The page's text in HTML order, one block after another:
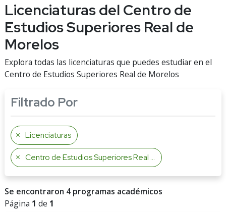
Licenciaturas del Centro de
Estudios Superiores Real de
Morelos
Explora todas las licenciaturas que puedes estudiar en el
Centro de Estudios Superiores Real de Morelos
Filtrado Por
Licenciaturas
Centro de Estudios Superiores Real de Morelos
Se encontraron 4 programas académicos
Página 1 de 1